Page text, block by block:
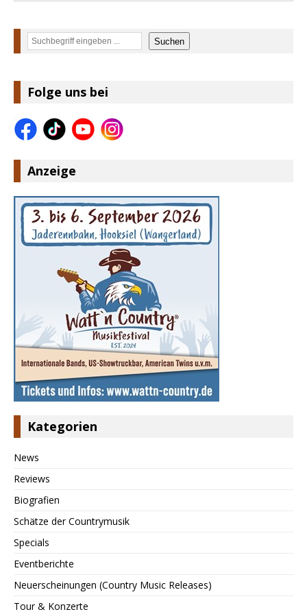
Suchen Suchen
Folge uns bei
Anzeige
Kategorien
News
Reviews
Biografien
Schätze der Countrymusik
Specials
Eventberichte
Neuerscheinungen (Country Music Releases)
Tour & Konzerte